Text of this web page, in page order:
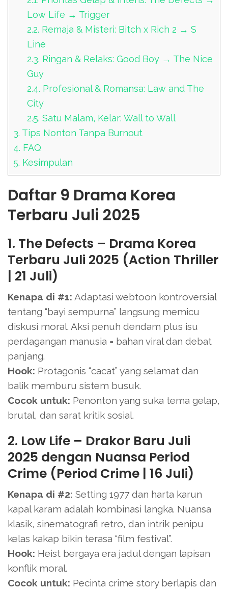
Low Life → Trigger
2.2. Remaja & Misteri: Bitch x Rich 2 → S
Line
2.3. Ringan & Relaks: Good Boy → The Nice
Guy
2.4. Profesional & Romansa: Law and The
City
2.5. Satu Malam, Kelar: Wall to Wall
3. Tips Nonton Tanpa Burnout
4. FAQ
5. Kesimpulan
Daftar 9 Drama Korea
Terbaru Juli 2025
1. The Defects – Drama Korea
Terbaru Juli 2025 (Action Thriller
| 21 Juli)
Kenapa di #1: Adaptasi webtoon kontroversial
tentang “bayi sempurna” langsung memicu
diskusi moral. Aksi penuh dendam plus isu
perdagangan manusia = bahan viral dan debat
panjang.
Hook: Protagonis “cacat” yang selamat dan
balik memburu sistem busuk.
Cocok untuk: Penonton yang suka tema gelap,
brutal, dan sarat kritik sosial.
2. Low Life – Drakor Baru Juli
2025 dengan Nuansa Period
Crime (Period Crime | 16 Juli)
Kenapa di #2: Setting 1977 dan harta karun
kapal karam adalah kombinasi langka. Nuansa
klasik, sinematografi retro, dan intrik penipu
kelas kakap bikin terasa “film festival”.
Hook: Heist bergaya era jadul dengan lapisan
konflik moral.
Cocok untuk: Pecinta crime story berlapis dan